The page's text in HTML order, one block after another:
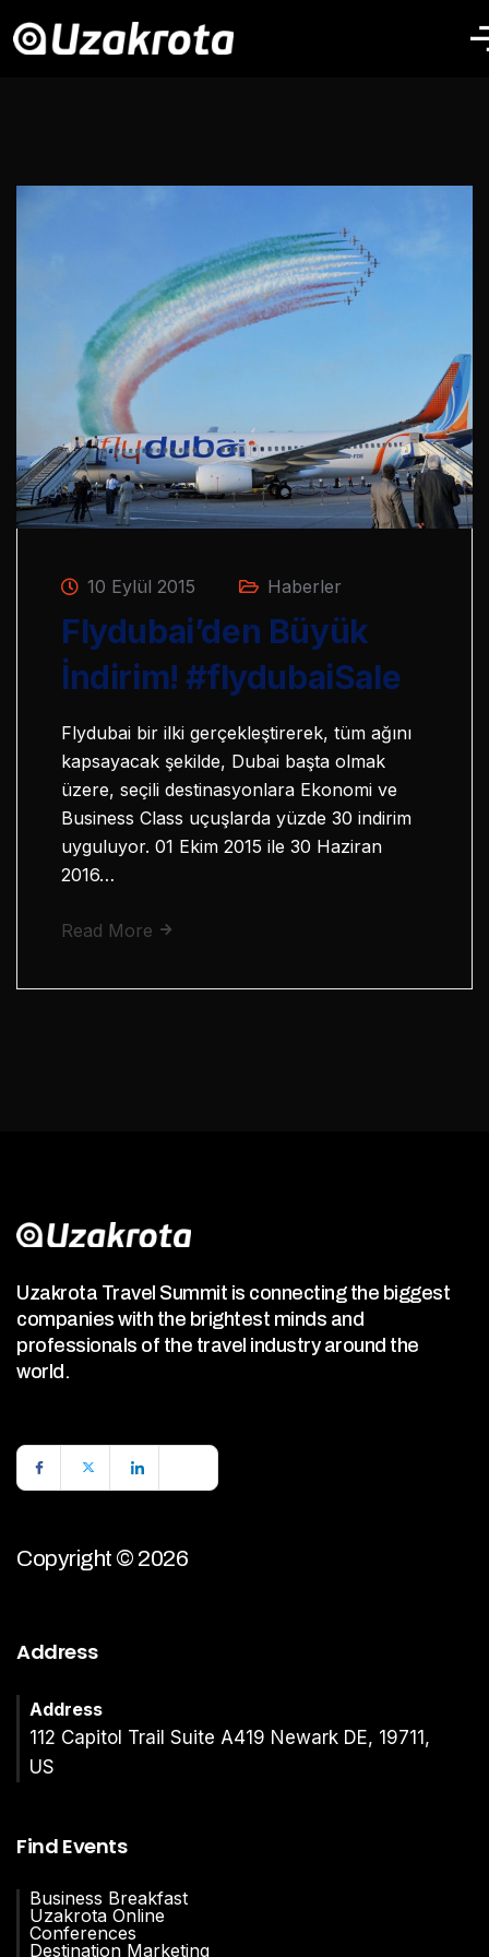
10 Eylül 2015 Haberler
Flydubai’den Büyük
İndirim! #flydubaiSale
Flydubai bir ilki gerçekleştirerek, tüm ağını
kapsayacak şekilde, Dubai başta olmak
üzere, seçili destinasyonlara Ekonomi ve
Business Class uçuşlarda yüzde 30 indirim
uyguluyor. 01 Ekim 2015 ile 30 Haziran
2016…
Read More
Uzakrota Travel Summit is connecting the biggest
companies with the brightest minds and
professionals of the travel industry around the
world.
Copyright © 2026
Address
Address
112 Capitol Trail Suite A419 Newark DE, 19711,
US
Find Events
Business Breakfast
Uzakrota Online
Conferences
Destination Marketing